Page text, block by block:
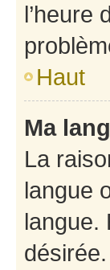
l’heure
Haut
Ma
La
langue
langue.